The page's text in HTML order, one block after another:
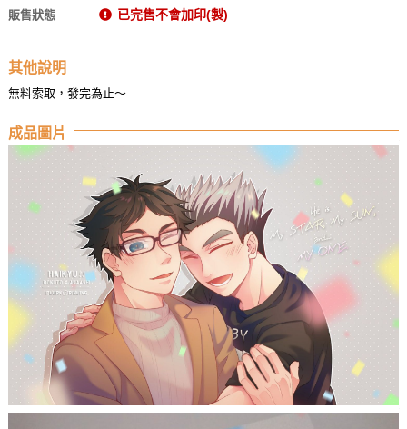
販售狀態 已完售不會加印(製)
其他說明
無料索取，發完為止～
成品圖片